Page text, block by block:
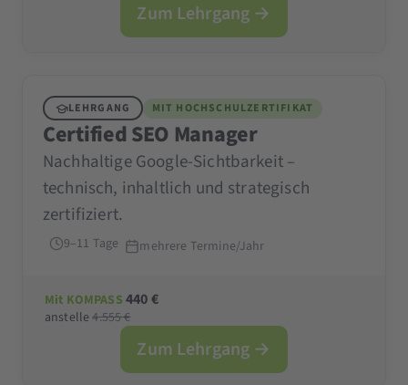
Zum Lehrgang →
LEHRGANG MIT HOCHSCHULZERTIFIKAT
Certified SEO Manager
Nachhaltige Google-Sichtbarkeit –
technisch, inhaltlich und strategisch
zertifiziert.
9–11 Tage mehrere Termine/Jahr
Mit KOMPASS 440 €
anstelle4.555 €
Zum Lehrgang →